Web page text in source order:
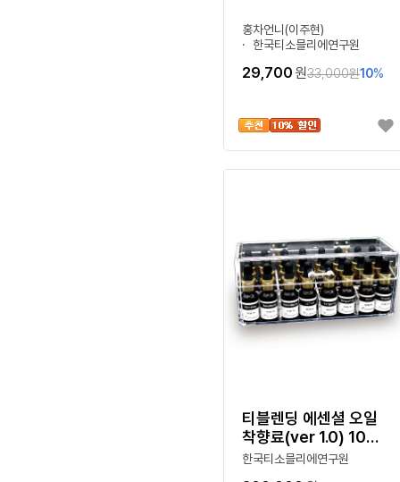
홍차언니(이주현)
한국티소믈리에연구원
29,700원33,000원10%
티블렌딩 에센셜 오일
착향료(ver 1.0) 10ml
24종 세트
한국티소믈리에연구원